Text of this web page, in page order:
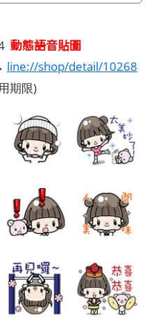
動態語音貼圖
line://shop/detail/10268
期限)